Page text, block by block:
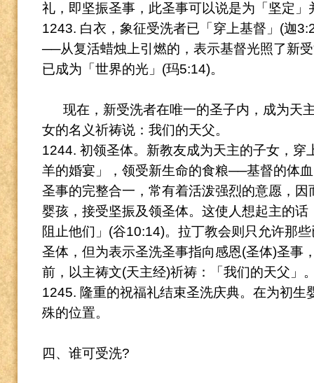
礼，即坚振圣事，此圣事可以说是为「坚定」
1243. 白衣，象征受洗者已「穿上基督」(迦
──从复活蜡烛上引燃的，表示基督光照了新
已成为「世界的光」(玛5:14)。
现在，新受洗者在唯一的圣子内，成为天
女的名义祈祷说：我们的天父。
1244. 初领圣体。 新教友成为天主的子女，穿
羊的婚宴」，领受新生命的食粮──基督的体
圣事的完整合一，常有着活泼强烈的意愿，
婴孩，接受坚振及领圣体。这使人想起主的话
阻止他们」(谷10:14)。拉丁教会则只允许那
圣体，但为表示圣洗圣事指向感恩(圣体)圣事
前，以主祷文(天主经)祈祷：「我们的天父」
1245. 隆重的祝福礼结束圣洗庆典。在为初生
殊的位置。
四、谁可受洗?